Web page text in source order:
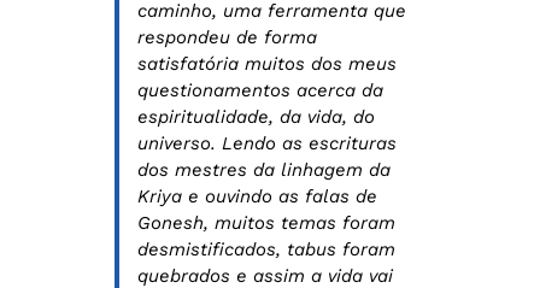
caminho, uma ferramenta que
respondeu de forma
satisfatória muitos dos meus
questionamentos acerca da
espiritualidade, da vida, do
universo. Lendo as escrituras
dos mestres da linhagem da
Kriya e ouvindo as falas de
Gonesh, muitos temas foram
desmistificados, tabus foram
quebrados e assim a vida vai